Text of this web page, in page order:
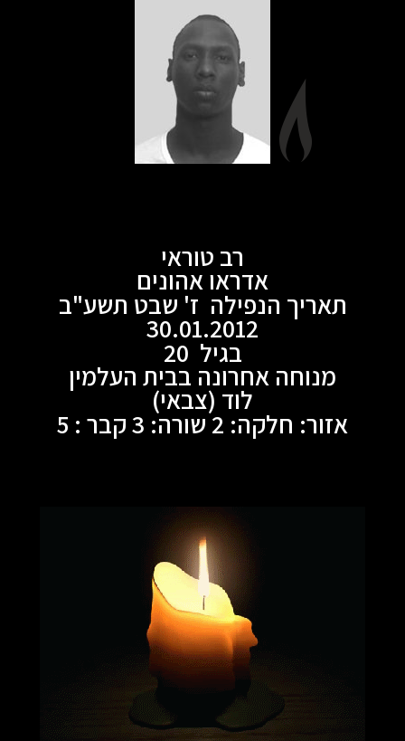
רב טוראי
אדראו אהונים
תאריך הנפילה ז' שבט תשע"ב
30.01.2012
בגיל 20
מנוחה אחרונה בבית העלמין
לוד (צבאי)
אזור: חלקה: 2 שורה: 3 קבר : 5